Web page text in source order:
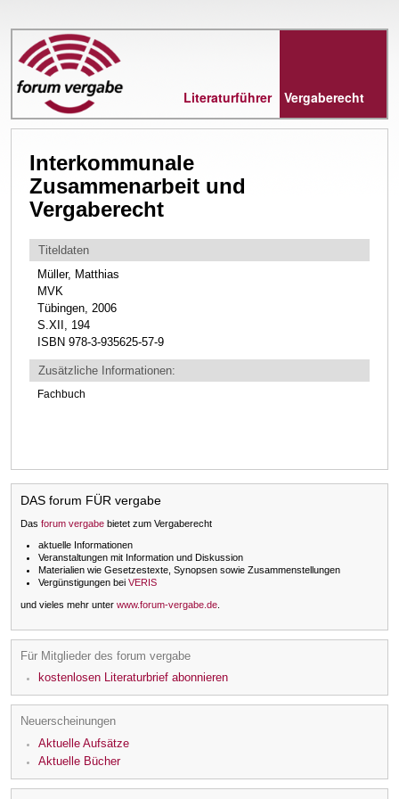
Literaturführer Vergaberecht
Interkommunale
Zusammenarbeit und
Vergaberecht
Titeldaten
Müller, Matthias
MVK
Tübingen, 2006
S.XII, 194
ISBN 978-3-935625-57-9
Zusätzliche Informationen:
Fachbuch
DAS forum FÜR vergabe
Das forum vergabe bietet zum Vergaberecht
aktuelle Informationen
Veranstaltungen mit Information und Diskussion
Materialien wie Gesetzestexte, Synopsen sowie Zusammenstellungen
Vergünstigungen bei VERIS
und vieles mehr unter www.forum-vergabe.de
Für Mitglieder des forum vergabe
kostenlosen Literaturbrief abonnieren
Neuerscheinungen
Aktuelle Aufsätze
Aktuelle Bücher